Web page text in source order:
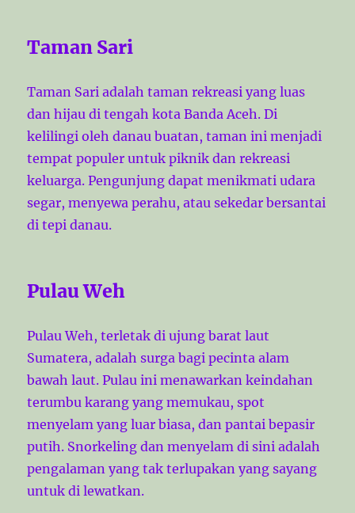
Taman Sari
Taman Sari adalah taman rekreasi yang luas
dan hijau di tengah kota Banda Aceh. Di
kelilingi oleh danau buatan, taman ini menjadi
tempat populer untuk piknik dan rekreasi
keluarga. Pengunjung dapat menikmati udara
segar, menyewa perahu, atau sekedar bersantai
di tepi danau.
Pulau Weh
Pulau Weh, terletak di ujung barat laut
Sumatera, adalah surga bagi pecinta alam
bawah laut. Pulau ini menawarkan keindahan
terumbu karang yang memukau, spot
menyelam yang luar biasa, dan pantai bepasir
putih. Snorkeling dan menyelam di sini adalah
pengalaman yang tak terlupakan yang sayang
untuk di lewatkan.